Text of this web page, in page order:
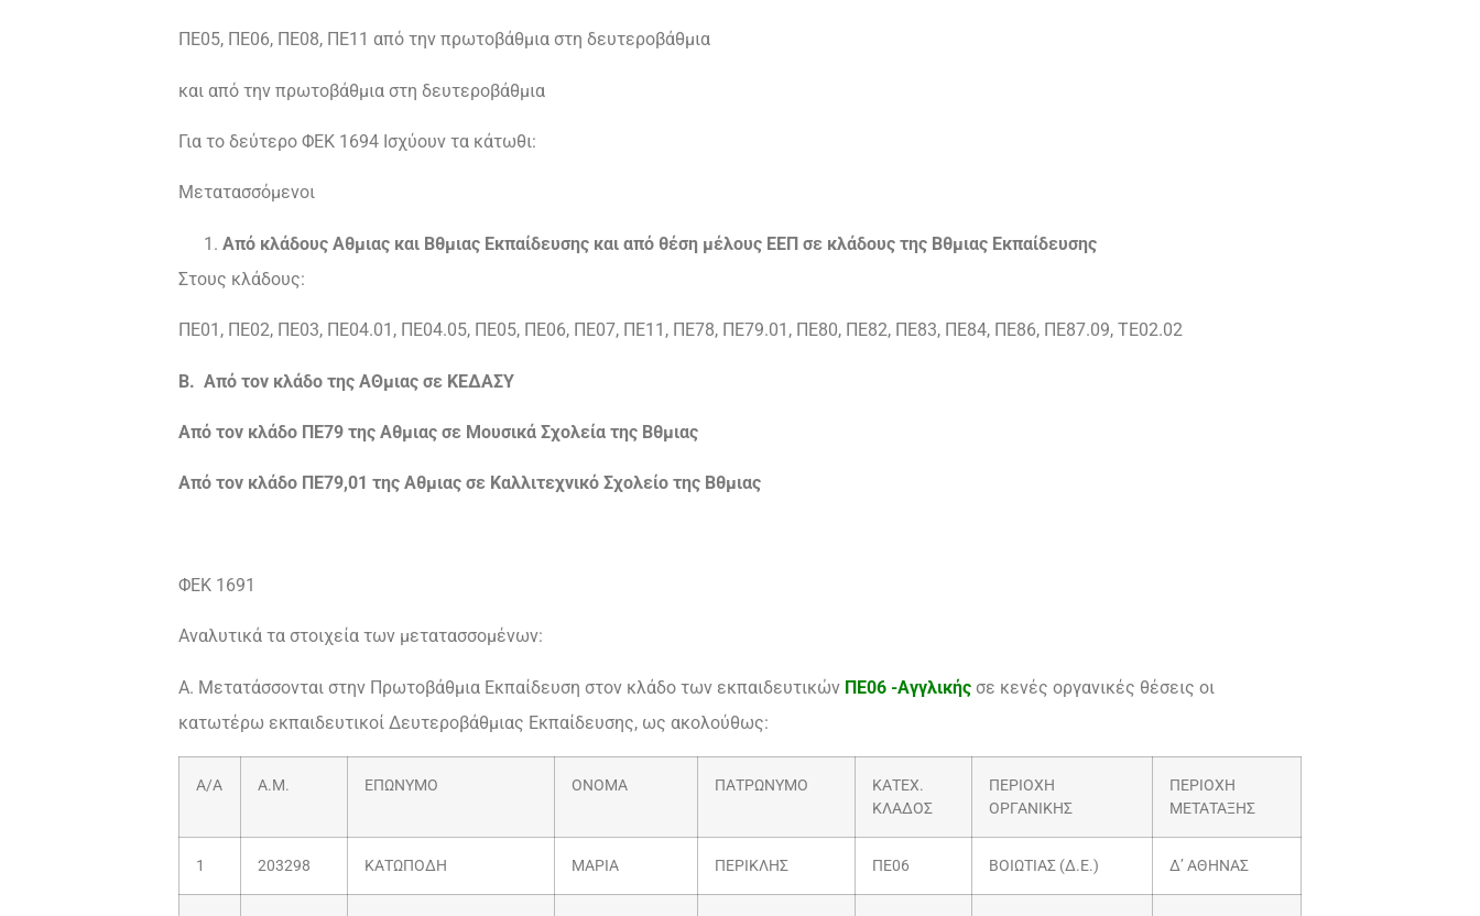
ΠΕ05, ΠΕ06, ΠΕ08, ΠΕ11 από την πρωτοβάθμια στη δευτεροβάθμια
και από την πρωτοβάθμια στη δευτεροβάθμια
Για το δεύτερο ΦΕΚ 1694 Ισχύουν τα κάτωθι:
Μετατασσόμενοι
Από κλάδους Αθμιας και Βθμιας Εκπαίδευσης και από θέση μέλους ΕΕΠ σε κλάδους της Βθμιας Εκπαίδευσης
Στους κλάδους:
ΠΕ01, ΠΕ02, ΠΕ03, ΠΕ04.01, ΠΕ04.05, ΠΕ05, ΠΕ06, ΠΕ07, ΠΕ11, ΠΕ78, ΠΕ79.01, ΠΕ80, ΠΕ82, ΠΕ83, ΠΕ84, ΠΕ86, ΠΕ87.09, ΤΕ02.02
Β. Από τον κλάδο της ΑΘμιας σε ΚΕΔΑΣΥ
Από τον κλάδο ΠΕ79 της Αθμιας σε Μουσικά Σχολεία της Βθμιας
Από τον κλάδο ΠΕ79,01 της Αθμιας σε Καλλιτεχνικό Σχολείο της Βθμιας
ΦΕΚ 1691
Αναλυτικά τα στοιχεία των μετατασσομένων:
Α. Μετατάσσονται στην Πρωτοβάθμια Εκπαίδευση στον κλάδο των εκπαιδευτικών ΠΕ06 -Αγγλικής σε κενές οργανικές θέσεις οι
κατωτέρω εκπαιδευτικοί Δευτεροβάθμιας Εκπαίδευσης, ως ακολούθως:
Α/Α Α.Μ. ΕΠΩΝΥΜΟ ΟΝΟΜΑ ΠΑΤΡΩΝΥΜΟ
ΚΑΤΕΧ.
ΚΛΑΔΟΣ
ΠΕΡΙΟΧΗ
ΟΡΓΑΝΙΚΗΣ
ΠΕΡΙΟΧΗ
ΜΕΤΑΤΑΞΗΣ
1 203298 ΚΑΤΩΠΟΔΗ ΜΑΡΙΑ ΠΕΡΙΚΛΗΣ ΠΕ06 ΒΟΙΩΤΙΑΣ (Δ.Ε.) Δ’ ΑΘΗΝΑΣ